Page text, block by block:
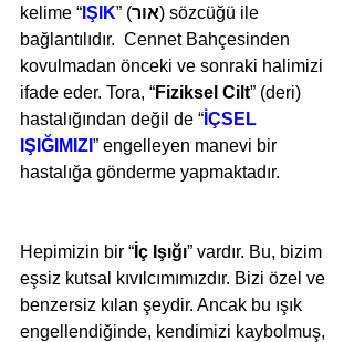
kelime “ IŞIK” (אור) sözcüğü ile
bağlantılıdır.  Cennet Bahçesinden
kovulmadan önceki ve sonraki halimizi
ifade eder. Tora, “Fiziksel Cilt” (deri)
hastalığından değil de “ İÇSEL
IŞIĞIMIZI ” engelleyen manevi bir
hastalığa gönderme yapmaktadır.
Hepimizin bir “ İç Işığı” vardır. Bu, bizim
eşsiz kutsal kıvılcımımızdır. Bizi özel ve
benzersiz kılan şeydir. Ancak bu ışık
engellendiğinde, kendimizi kaybolmuş,